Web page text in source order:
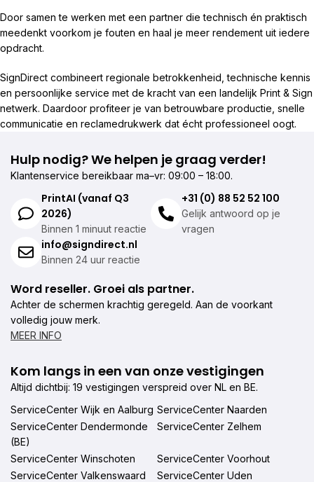
Door samen te werken met een partner die technisch én praktisch
meedenkt voorkom je fouten en haal je meer rendement uit iedere
opdracht.
SignDirect combineert regionale betrokkenheid, technische kennis
en persoonlijke service met de kracht van een landelijk Print & Sign
netwerk. Daardoor profiteer je van betrouwbare productie, snelle
communicatie en reclamedrukwerk dat écht professioneel oogt.
Hulp nodig? We helpen je graag verder!
Klantenservice bereikbaar ma–vr: 09:00 – 18:00.
PrintAI (vanaf Q3
2026)
Binnen 1 minuut reactie
+31 (0) 88 52 52 100
Gelijk antwoord op je
vragen
info@signdirect.nl
Binnen 24 uur reactie
Word reseller. Groei als partner.
Achter de schermen krachtig geregeld. Aan de voorkant
volledig jouw merk.
MEER INFO
Kom langs in een van onze vestigingen
Altijd dichtbij: 19 vestigingen verspreid over NL en BE.
ServiceCenter Wijk en Aalburg ServiceCenter Naarden
ServiceCenter Dendermonde
(BE)
ServiceCenter Zelhem
ServiceCenter Winschoten
ServiceCenter Voorhout
ServiceCenter Valkenswaard
ServiceCenter Uden